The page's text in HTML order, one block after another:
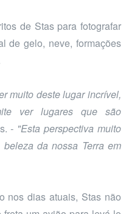
de Stas para fotografar
de gelo, neve, formações
muito deste lugar incrível,
ver lugares que são
- "Esta perspectiva muito
da nossa Terra em
nos dias atuais, Stas não